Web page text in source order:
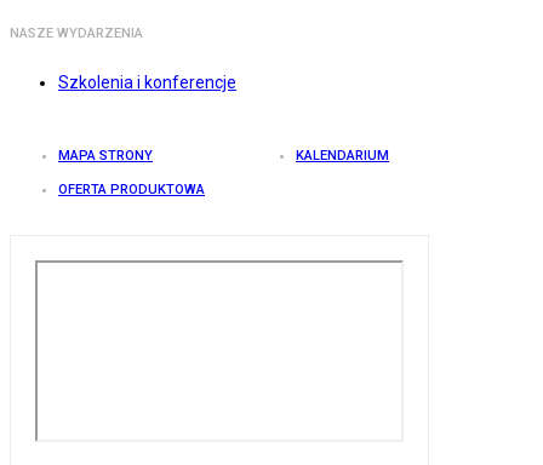
NASZE WYDARZENIA
Szkolenia i konferencje
MAPA STRONY KALENDARIUM
OFERTA PRODUKTOWA